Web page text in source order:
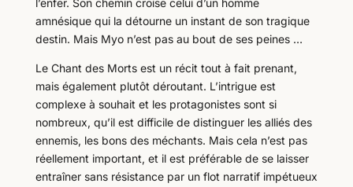
l’enfer. Son chemin croise celui d’un homme
amnésique qui la détourne un instant de son tragique
destin. Mais Myo n’est pas au bout de ses peines …
Le Chant des Morts est un récit tout à fait prenant,
mais également plutôt déroutant. L’intrigue est
complexe à souhait et les protagonistes sont si
nombreux, qu’il est difficile de distinguer les alliés des
ennemis, les bons des méchants. Mais cela n’est pas
réellement important, et il est préférable de se laisser
entraîner sans résistance par un flot narratif impétueux